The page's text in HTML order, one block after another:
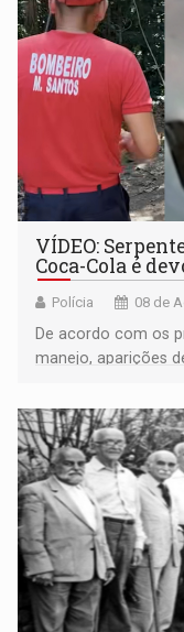
VÍDEO:
Coca-Cola é
Polícia 08 de
De acordo com os
manejo, aparições